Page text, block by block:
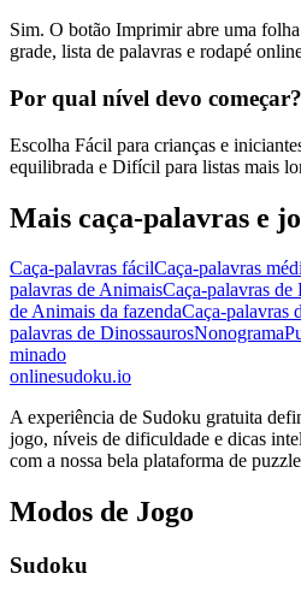
Sim. O botão Imprimir abre uma
grade, lista de palavras e rodapé
Por qual nível devo começar?
Escolha Fácil para crianças e
equilibrada e Difícil para listas mais
Mais caça-palavras e
Caça-palavras fácilCaça-palavras
palavras de AnimaisCaça-palavras de
de Animais da fazendaCaça-palavras
palavras de DinossaurosNonograma
minado
onlinesudoku.io
A experiência de Sudoku gratuita
jogo, níveis de dificuldade e dicas
com a nossa bela plataforma de
Modos de Jogo
Sudoku